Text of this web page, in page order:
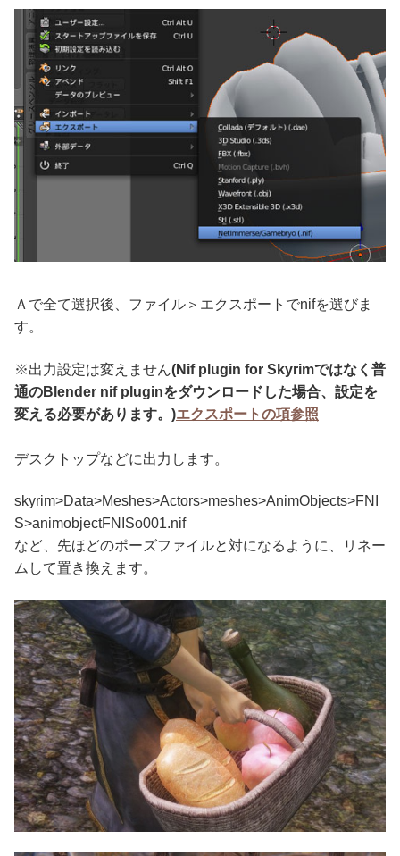
Ａで全て選択後、ファイル＞エクスポートでnifを選びま
す。
※出力設定は変えません(Nif plugin for Skyrimではなく普
通のBlender nif pluginをダウンロードした場合、設定を
変える必要があります。)エクスポートの項参照
デスクトップなどに出力します。
skyrim>Data>Meshes>Actors>meshes>AnimObjects>FNI
S>animobjectFNISo001.nif
など、先ほどのポーズファイルと対になるように、リネー
ムして置き換えます。